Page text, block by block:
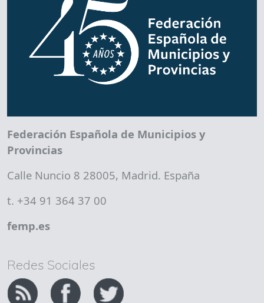
Federación Española de Municipios y
Provincias
Calle Nuncio 8 28005, Madrid. España
t. +34 91 364 37 00
femp.es
Redes Sociales